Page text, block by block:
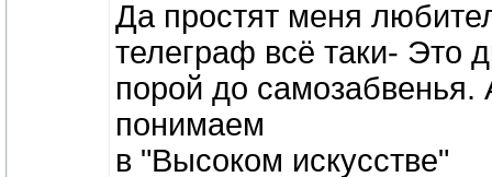
Да простят меня
телеграф всё таки- Это
порой до самозабвенья.
понимаем
в "Высоком искусстве"